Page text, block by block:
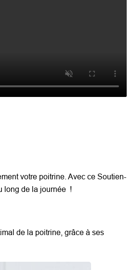
votre poitrine. Avec ce Soutien-
long de la journée !
de la poitrine, grâce à ses